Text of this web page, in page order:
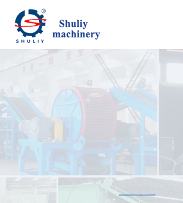
ッ
プ